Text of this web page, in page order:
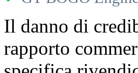
Il danno di
rapporto